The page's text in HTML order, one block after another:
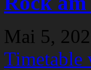
Mai 5,
Timetable